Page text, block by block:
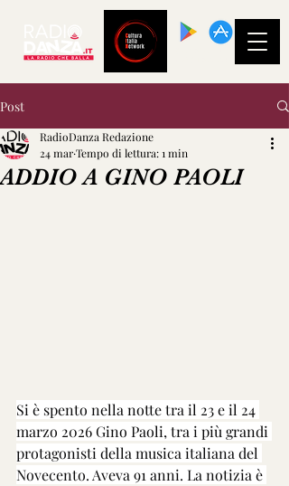
Post
ADDIO A GINO PAOLI
RadioDanza Redazione
24 marTempo di lettura: 1 min
Si è spento nella notte tra il 23 e il 24
marzo 2026 Gino Paoli, tra i più grandi
protagonisti della musica italiana del
Novecento. Aveva 91 anni. La notizia è